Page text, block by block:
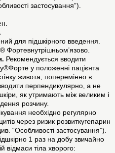
застосування”).
для підшкірного введення.
Фортевнутрішньом’язово.
Рекомендується вводити
у положенні пацієнта
живота, поперемінно в
перпендикулярно, а не
як утримають між великим і
розчину.
необхідно регулярно
через ризик розвиткугепарин
“Особливості застосування”).
1 раз на добу звичайно
відмаси тіла хворого: